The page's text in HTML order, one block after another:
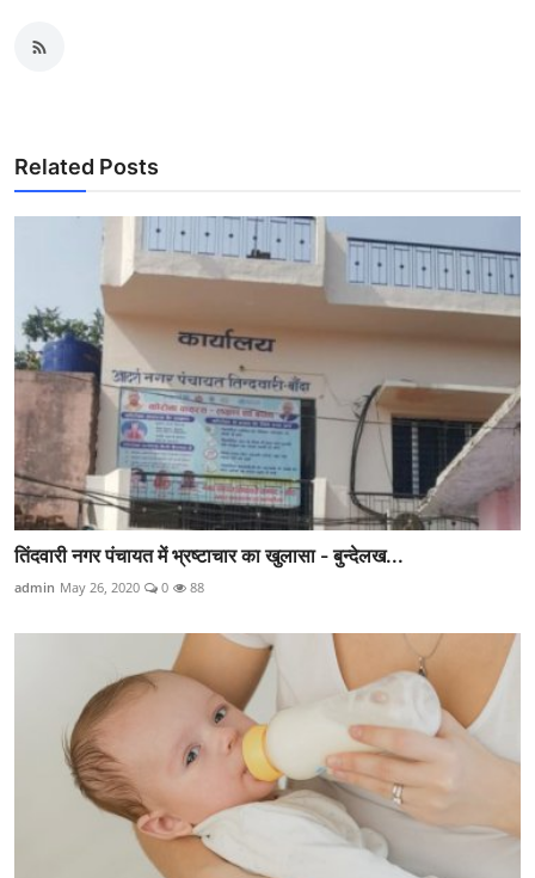
Related Posts
तिंदवारी नगर पंचायत में भ्रष्टाचार का खुलासा - बुन्देलख...
admin May 26, 2020 0 88